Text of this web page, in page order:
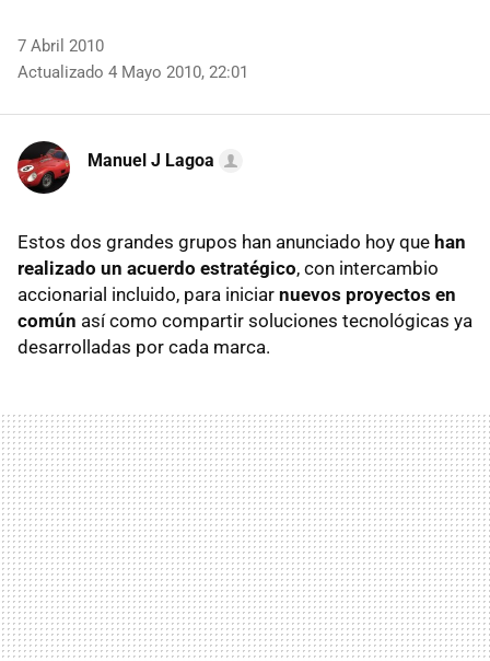
7 Abril 2010
Actualizado 4 Mayo 2010, 22:01
Manuel J Lagoa
Estos dos grandes grupos han anunciado hoy que han
realizado un acuerdo estratégico, con intercambio
accionarial incluido, para iniciar nuevos proyectos en
común así como compartir soluciones tecnológicas ya
desarrolladas por cada marca.